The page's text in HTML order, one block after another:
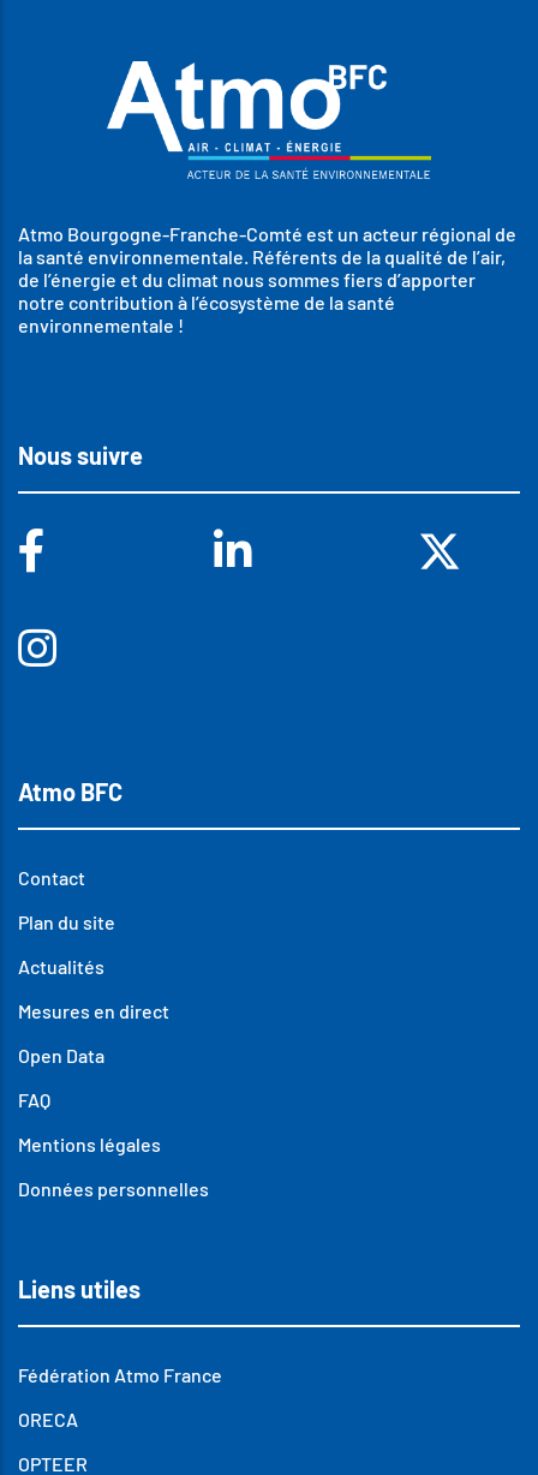
Atmo Bourgogne-Franche-Comté est un acteur régional de
la santé environnementale. Référents de la qualité de l’air,
de l’énergie et du climat nous sommes fiers d’apporter
notre contribution à l’écosystème de la santé
environnementale !
Nous suivre
Atmo BFC
Contact
Plan du site
Actualités
Mesures en direct
Open Data
FAQ
Mentions légales
Données personnelles
Liens utiles
Fédération Atmo France
ORECA
OPTEER